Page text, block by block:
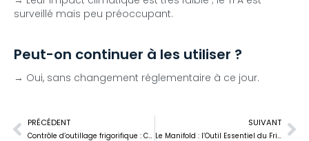
surveillé mais peu préoccupant.
Peut-on continuer à les utiliser ?
→ Oui, sans changement réglementaire à ce jour.
PRÉCÉDENT
Contrôle d’outillage frigorifique : Climlab garantit des mesures fiables grâce à des instruments vérifiés chaque année
SUIVANT
Le Manifold : l’Outil Essentiel du Frigoriste (Rôle, Utilisation et Contrôle)